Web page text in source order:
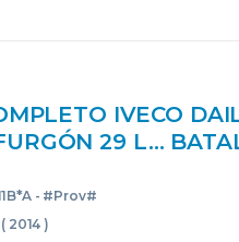
IVECO
29 L…
KW DIESEL]
- #Prov#
2014 )